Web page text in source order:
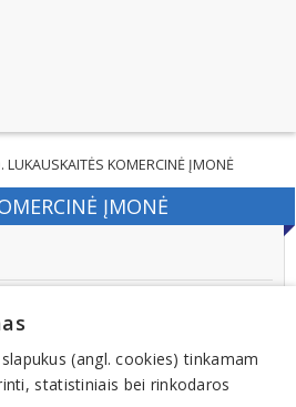
LUKAUSKAITĖS KOMERCINĖ ĮMONĖ
ĮMONĖ
(angl. cookies) tinkamam
statistiniais bei rinkodaros